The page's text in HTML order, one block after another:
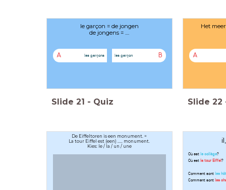
le garçon = de jongen
de jongens = ....
A les garçons B
les garçon
Slide 21 - Quiz
Het
A
Slide 22
De Eiffeltoren is een monument. =
La tour Eiffel est (een) ..... monument.
Kies: le / la / un / une
Où est le collège?
Où est la tour Eiffel?
Comment sontles
Comment sont les